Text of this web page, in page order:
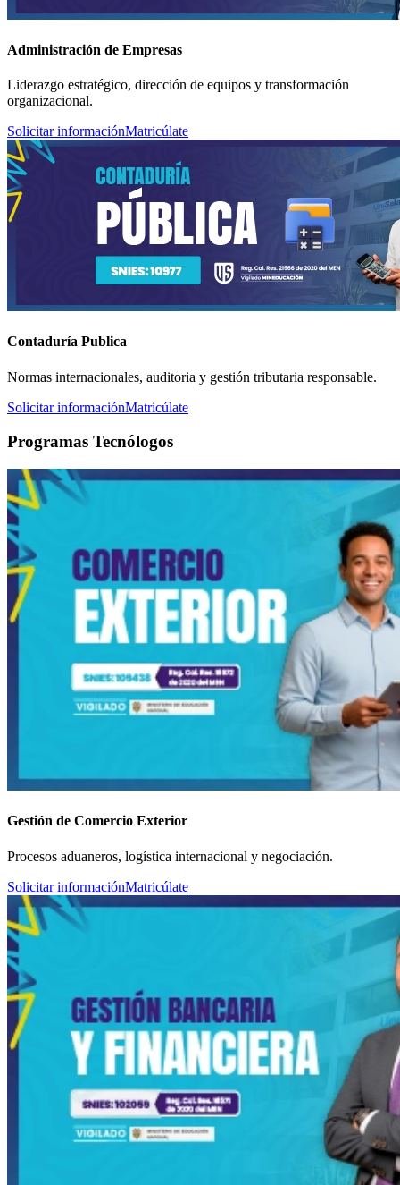
Administración de Empresas
Liderazgo estratégico, dirección de equipos y transformación
organizacional.
Solicitar informaciónMatricúlate
Contaduría Publica
Normas internacionales, auditoria y gestión tributaria responsable.
Solicitar informaciónMatricúlate
Programas Tecnólogos
Gestión de Comercio Exterior
Procesos aduaneros, logística internacional y negociación.
Solicitar informaciónMatricúlate